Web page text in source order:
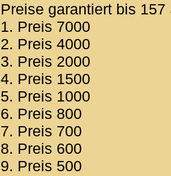
Preise garantiert bis 157
1. Preis 7000
2. Preis 4000
3. Preis 2000
4. Preis 1500
5. Preis 1000
6. Preis 800
7. Preis 700
8. Preis 600
9. Preis 500